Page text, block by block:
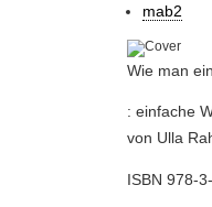
mab2
Wie man
: einfache
von Ulla
ISBN 978-